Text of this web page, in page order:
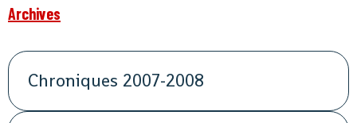
Archives
Chroniques 2007-2008